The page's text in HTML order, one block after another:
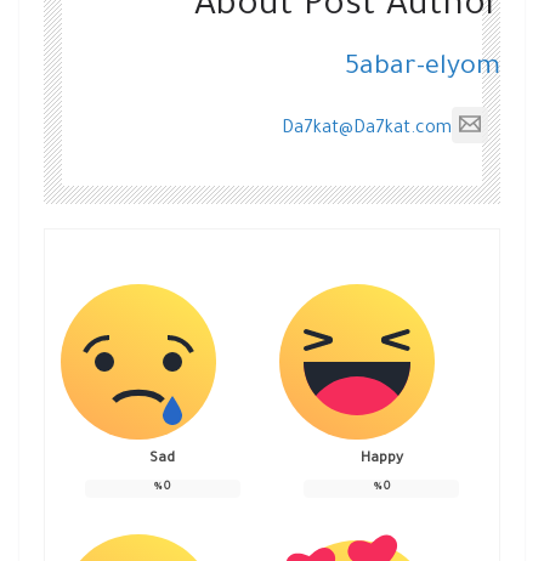
5abar-elyom
Da7kat@Da7kat.com
Happy
0
%
Sad
0
%